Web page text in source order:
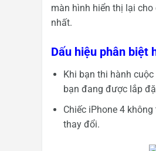
màn hình hiển thị lại
nhất.
Dấu hiệu phân biệt
Khi bạn thi hành
bạn đang được lắp
Chiếc iPhone 4
thay đổi.